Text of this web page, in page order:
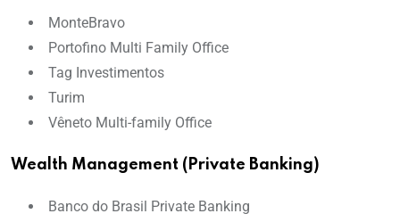
MonteBravo
Portofino Multi Family Office
Tag Investimentos
Turim
Vêneto Multi-family Office
Wealth Management (Private Banking)
Banco do Brasil Private Banking